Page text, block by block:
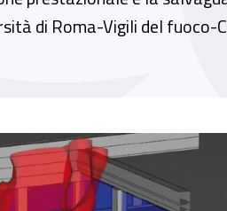
di Roma-Vigili del fuoco-
antincendio